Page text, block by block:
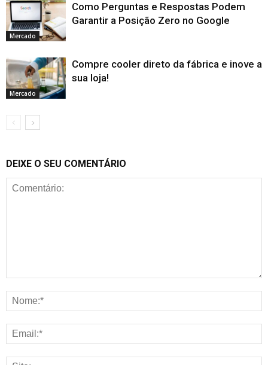
Mercado
Como Perguntas e Respostas Podem
Garantir a Posição Zero no Google
Mercado
Compre cooler direto da fábrica e inove a
sua loja!
DEIXE O SEU COMENTÁRIO